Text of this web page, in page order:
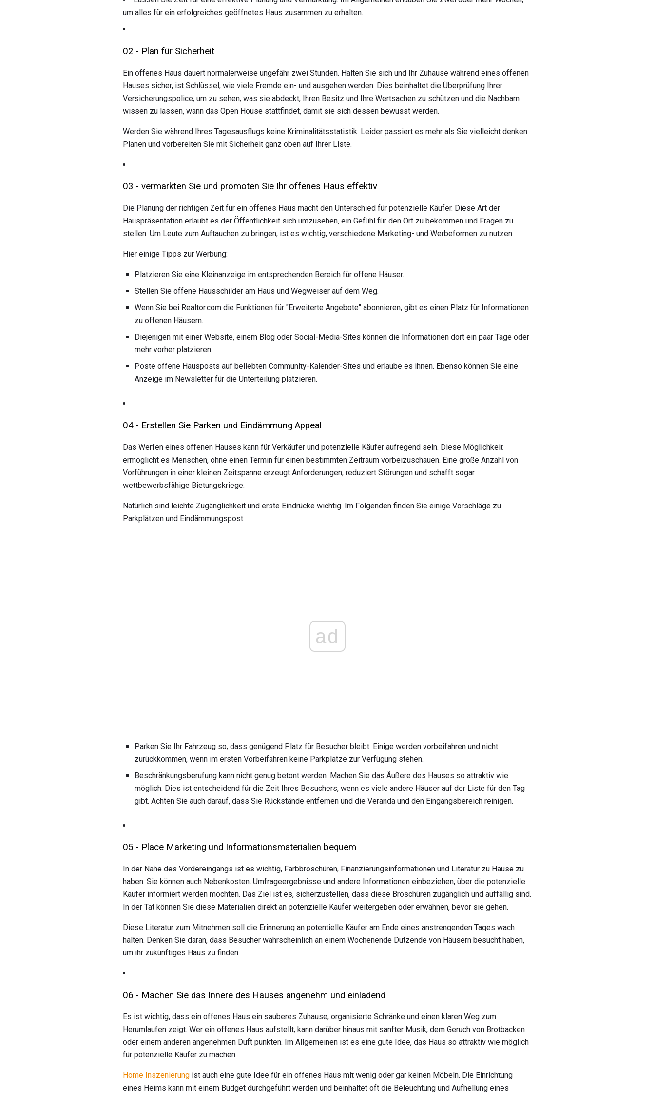
um alles für ein erfolgreiches geöffnetes Haus zusammen zu erhalten.
02 - Plan für Sicherheit
Ein offenes Haus dauert normalerweise ungefähr zwei Stunden. Halten Sie sich und Ihr Zuhause während eines offenen
Hauses sicher, ist Schlüssel, wie viele Fremde ein- und ausgehen werden. Dies beinhaltet die Überprüfung Ihrer
Versicherungspolice, um zu sehen, was sie abdeckt, Ihren Besitz und Ihre Wertsachen zu schützen und die Nachbarn
wissen zu lassen, wann das Open House stattfindet, damit sie sich dessen bewusst werden.
Werden Sie während Ihres Tagesausflugs keine Kriminalitätsstatistik. Leider passiert es mehr als Sie vielleicht denken.
Planen und vorbereiten Sie mit Sicherheit ganz oben auf Ihrer Liste.
03 - vermarkten Sie und promoten Sie Ihr offenes Haus effektiv
Die Planung der richtigen Zeit für ein offenes Haus macht den Unterschied für potenzielle Käufer. Diese Art der
Hauspräsentation erlaubt es der Öffentlichkeit sich umzusehen, ein Gefühl für den Ort zu bekommen und Fragen zu
stellen. Um Leute zum Auftauchen zu bringen, ist es wichtig, verschiedene Marketing- und Werbeformen zu nutzen.
Hier einige Tipps zur Werbung:
Platzieren Sie eine Kleinanzeige im entsprechenden Bereich für offene Häuser.
Stellen Sie offene Hausschilder am Haus und Wegweiser auf dem Weg.
Wenn Sie bei Realtor.com die Funktionen für "Erweiterte Angebote" abonnieren, gibt es einen Platz für Informationen
zu offenen Häusern.
Diejenigen mit einer Website, einem Blog oder Social-Media-Sites können die Informationen dort ein paar Tage oder
mehr vorher platzieren.
Poste offene Hausposts auf beliebten Community-Kalender-Sites und erlaube es ihnen. Ebenso können Sie eine
Anzeige im Newsletter für die Unterteilung platzieren.
04 - Erstellen Sie Parken und Eindämmung Appeal
Das Werfen eines offenen Hauses kann für Verkäufer und potenzielle Käufer aufregend sein. Diese Möglichkeit
ermöglicht es Menschen, ohne einen Termin für einen bestimmten Zeitraum vorbeizuschauen. Eine große Anzahl von
Vorführungen in einer kleinen Zeitspanne erzeugt Anforderungen, reduziert Störungen und schafft sogar
wettbewerbsfähige Bietungskriege.
Natürlich sind leichte Zugänglichkeit und erste Eindrücke wichtig. Im Folgenden finden Sie einige Vorschläge zu
Parkplätzen und Eindämmungspost:
ad
Parken Sie Ihr Fahrzeug so, dass genügend Platz für Besucher bleibt. Einige werden vorbeifahren und nicht
zurückkommen, wenn im ersten Vorbeifahren keine Parkplätze zur Verfügung stehen.
Beschränkungsberufung kann nicht genug betont werden. Machen Sie das Äußere des Hauses so attraktiv wie
möglich. Dies ist entscheidend für die Zeit Ihres Besuchers, wenn es viele andere Häuser auf der Liste für den Tag
gibt. Achten Sie auch darauf, dass Sie Rückstände entfernen und die Veranda und den Eingangsbereich reinigen.
05 - Place Marketing und Informationsmaterialien bequem
In der Nähe des Vordereingangs ist es wichtig, Farbbroschüren, Finanzierungsinformationen und Literatur zu Hause zu
haben. Sie können auch Nebenkosten, Umfrageergebnisse und andere Informationen einbeziehen, über die potenzielle
Käufer informiert werden möchten. Das Ziel ist es, sicherzustellen, dass diese Broschüren zugänglich und auffällig sind.
In der Tat können Sie diese Materialien direkt an potenzielle Käufer weitergeben oder erwähnen, bevor sie gehen.
Diese Literatur zum Mitnehmen soll die Erinnerung an potentielle Käufer am Ende eines anstrengenden Tages wach
halten. Denken Sie daran, dass Besucher wahrscheinlich an einem Wochenende Dutzende von Häusern besucht haben,
um ihr zukünftiges Haus zu finden.
06 - Machen Sie das Innere des Hauses angenehm und einladend
Es ist wichtig, dass ein offenes Haus ein sauberes Zuhause, organisierte Schränke und einen klaren Weg zum
Herumlaufen zeigt. Wer ein offenes Haus aufstellt, kann darüber hinaus mit sanfter Musik, dem Geruch von Brotbacken
oder einem anderen angenehmen Duft punkten. Im Allgemeinen ist es eine gute Idee, das Haus so attraktiv wie möglich
für potenzielle Käufer zu machen.
Home Inszenierung ist auch eine gute Idee für ein offenes Haus mit wenig oder gar keinen Möbeln. Die Einrichtung
eines Heims kann mit einem Budget durchgeführt werden und beinhaltet oft die Beleuchtung und Aufhellung eines